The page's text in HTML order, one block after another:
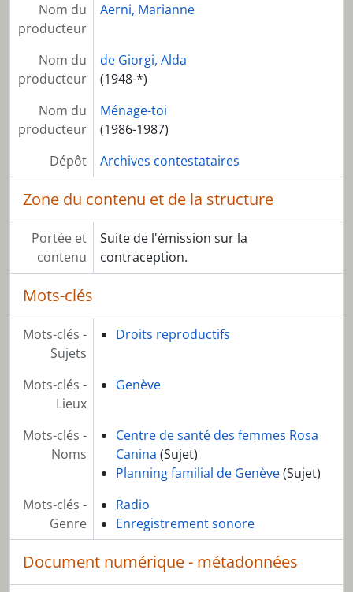
Nom du
producteur
Aerni, Marianne
Nom du
producteur
de Giorgi, Alda
(1948-*)
Nom du
producteur
Ménage-toi
(1986-1987)
Dépôt
Archives contestataires
Zone du contenu et de la structure
Portée et
contenu
Suite de l'émission sur la
contraception.
Mots-clés
Mots-clés -
Sujets
Droits reproductifs
Mots-clés -
Lieux
Genève
Mots-clés -
Noms
Centre de santé des femmes Rosa
Canina (Sujet)
Planning familial de Genève(Sujet)
Mots-clés -
Genre
Radio
Enregistrement sonore
Document numérique - métadonnées